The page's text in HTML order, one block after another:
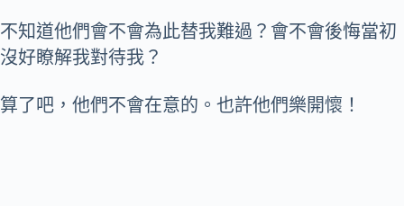
不知道他們會不會為此替我難過？會不會後悔當初
沒好瞭解我對待我？
算了吧，他們不會在意的。也許他們樂開懷！